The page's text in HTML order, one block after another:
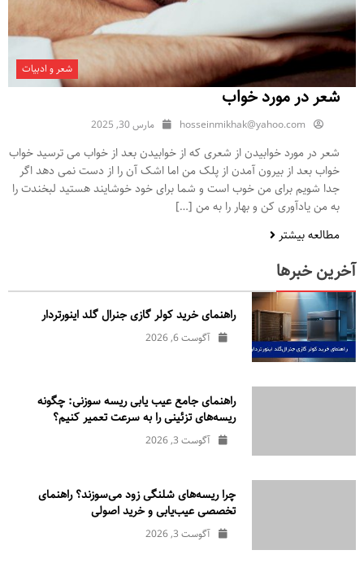
شعر و ادبیات
شعر در مورد خواب
hosseinmikhak@yahoo.com مارس 30, 2025
شعر در مورد خوابیدن از شعری که از خوابیدن بعد از خواب می ترسید خواب
خواب بعد از بیرون آمدن از پلک من اما اشک آن را از دست نمی دهد اگر
جدا شویم برای من خوب است و شما برای خود خوشایند هستید لبخندت را
به من یادآوری کن و بهار را به من […]
مطالعه بیشتر
آخرین خبرها
راهنمای خرید کولر گازی جنرال‌ گلد اینورتر‌دار
آگوست 6, 2026
راهنمای جامع عیب یابی ریسه سوزنی: چگونه
ریسه‌های تزئینی را به سرعت تعمیر کنیم؟
آگوست 3, 2026
چرا ریسه‌های شلنگی زود می‌سوزند؟ راهنمای
تخصصی عیب‌یابی و خرید اصولی
آگوست 3, 2026